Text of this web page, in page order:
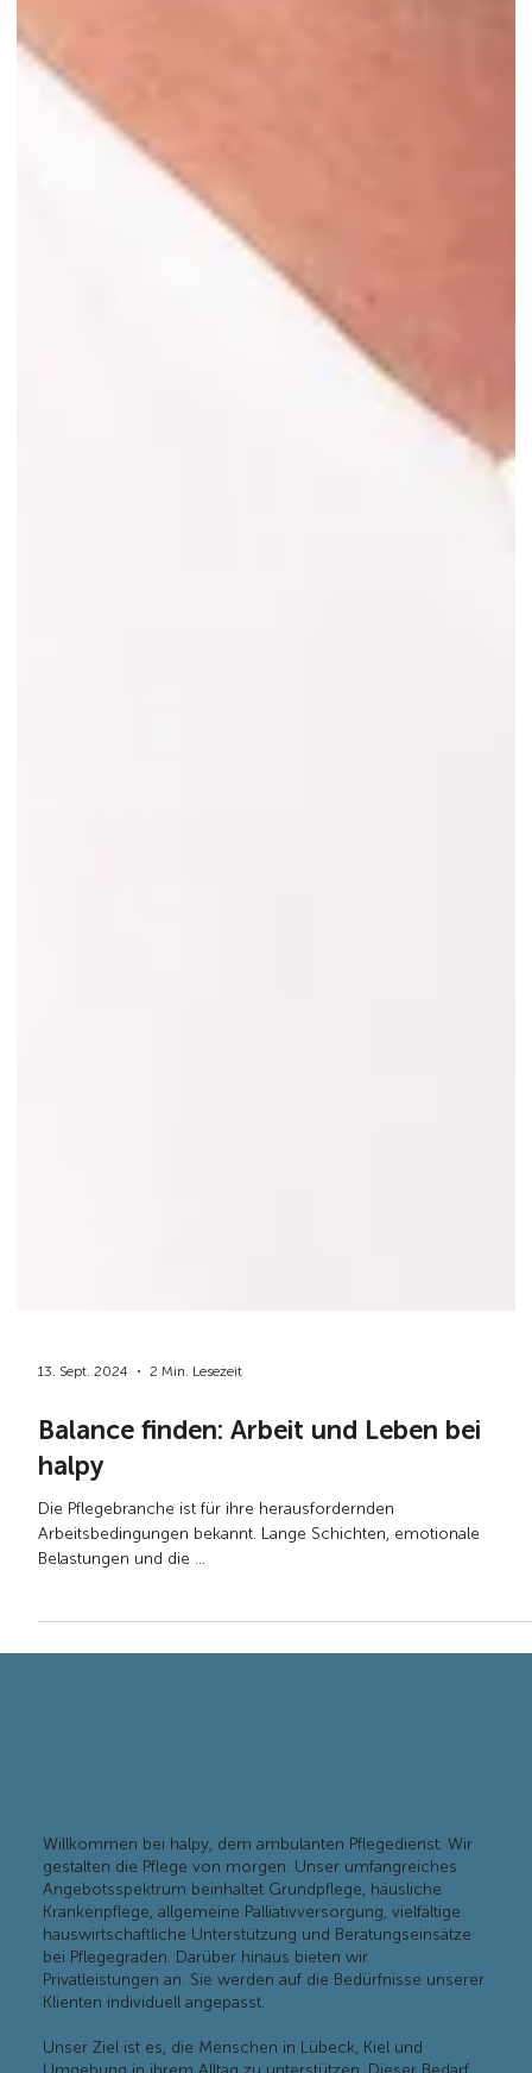
Balance finden: Arbeit und Leben bei
halpy
Die Pflegebranche ist für ihre herausfordernden
Arbeitsbedingungen bekannt. Lange Schichten, emotionale
Willkommen bei halpy, dem ambulanten Pflegedienst. Wir
gestalten die Pflege von morgen. Unser umfangreiches
Angebotsspektrum beinhaltet Grundpflege, häusliche
Krankenpflege, allgemeine Palliativversorgung, vielfältige
hauswirtschaftliche Unterstützung und Beratungseinsätze
bei Pflegegraden. Darüber hinaus bieten wir
Privatleistungen an. Sie werden auf die Bedürfnisse unserer
Klienten individuell angepasst.